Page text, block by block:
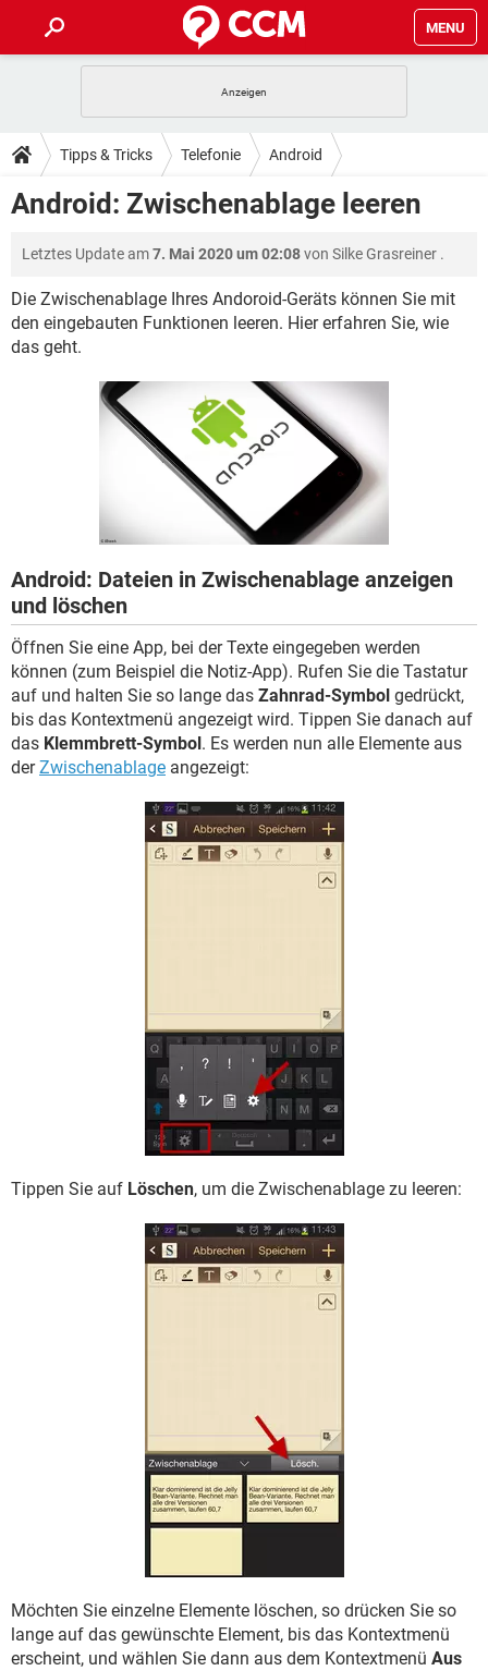
MENU
ANDROID IOS
WINDOWS 10 INSTAGRAM
TIPPS & TRICKS
SPIELE STREAMING
ANDROID IOS
WINDOWS 10 INSTAGRAM
WHATSAPP TIKTOK
FACEBOOK HARDWARE
DOWNLOADS
WINDOWS 10 INSTAGRAM
WHATSAPP
HARDWARE
FORUM
SPIELE STREAMING
ANDROID IOS
TIKTOK
HARDWARE
LEXIKON
SPIELE
IOS
INSTAGRAM
HARDWARE
Tipps & Tricks Telefonie Android
Android: Zwischenablage leeren
Letztes Update am7. Mai 2020 um 02:08von Silke Grasreiner .
Die Zwischenablage Ihres Andoroid-Geräts können Sie mit
den eingebauten Funktionen leeren. Hier erfahren Sie, wie
das geht.
Android: Dateien in Zwischenablage anzeigen
und löschen
Öffnen Sie eine App, bei der Texte eingegeben werden
können (zum Beispiel die Notiz-App). Rufen Sie die Tastatur
auf und halten Sie so lange das Zahnrad-Symbol gedrückt,
bis das Kontextmenü angezeigt wird. Tippen Sie danach auf
das Klemmbrett-Symbol. Es werden nun alle Elemente aus
derZwischenablage angezeigt:
Tippen Sie auf Löschen, um die Zwischenablage zu leeren:
Möchten Sie einzelne Elemente löschen, so drücken Sie so
lange auf das gewünschte Element, bis das Kontextmenü
erscheint, und wählen Sie dann aus dem Kontextmenü Aus